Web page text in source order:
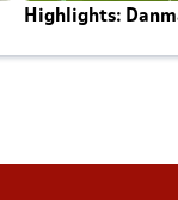
Highlights: